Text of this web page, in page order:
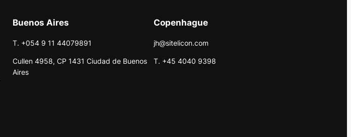
Buenos Aires
T. +054 9 11 44079891
Cullen 4958, CP 1431 Ciudad de Buenos
Aires
Copenhague
jh@sitelicon.com
T. +45 4040 9398